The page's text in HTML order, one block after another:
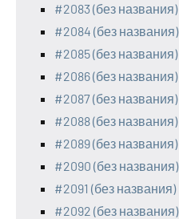
#2083 (без названия)
#2084 (без названия)
#2085 (без названия)
#2086 (без названия)
#2087 (без названия)
#2088 (без названия)
#2089 (без названия)
#2090 (без названия)
#2091 (без названия)
#2092 (без названия)